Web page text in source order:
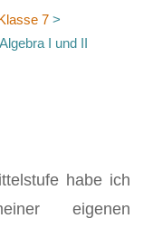
7 >
Algebra I und II
habe ich
eigenen